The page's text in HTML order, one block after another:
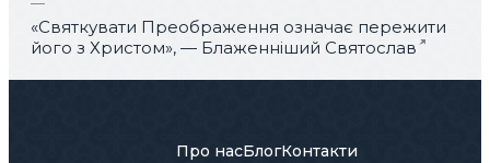
«Святкувати Преображення означає пережити
його з Христом», — Блаженніший Святослав
Про насБлогКонтакти